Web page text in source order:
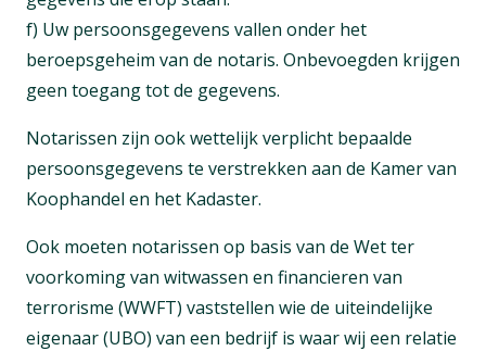
f) Uw persoonsgegevens vallen onder het
beroepsgeheim van de notaris. Onbevoegden krijgen
geen toegang tot de gegevens.
Notarissen zijn ook wettelijk verplicht bepaalde
persoonsgegevens te verstrekken aan de Kamer van
Koophandel en het Kadaster.
Ook moeten notarissen op basis van de Wet ter
voorkoming van witwassen en financieren van
terrorisme (WWFT) vaststellen wie de uiteindelijke
eigenaar (UBO) van een bedrijf is waar wij een relatie